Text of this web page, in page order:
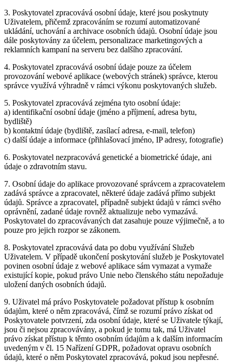
3. Poskytovatel zpracovává osobní údaje, které jsou poskytnuty
Uživatelem, přičemž zpracováním se rozumí automatizované
ukládání, uchování a archivace osobních údajů. Osobní údaje jsou
dále poskytovány za účelem, personalizace marketingových a
reklamních kampaní na serveru bez dalšího zpracování.
4. Poskytovatel zpracovává osobní údaje pouze za účelem
provozování webové aplikace (webových stránek) správce, kterou
správce využívá výhradně v rámci výkonu poskytovaných služeb.
5. Poskytovatel zpracovává zejména tyto osobní údaje:
a) identifikační osobní údaje (jméno a příjmení, adresa bytu,
bydliště)
b) kontaktní údaje (bydliště, zasílací adresa, e-mail, telefon)
c) další údaje a informace (přihlašovací jméno, IP adresy, fotografie)
6. Poskytovatel nezpracovává genetické a biometrické údaje, ani
údaje o zdravotním stavu.
7. Osobní údaje do aplikace provozované správcem a zpracovatelem
zadává správce a zpracovatel, některé údaje zadává přímo subjekt
údajů. Správce a zpracovatel, případně subjekt údajů v rámci svého
oprávnění, zadané údaje rovněž aktualizuje nebo vymazává.
Poskytovatel do zpracovávaných dat zasahuje pouze výjimečně, a to
pouze pro jejich rozpor se zákonem.
8. Poskytovatel zpracovává data po dobu využívání Služeb
Uživatelem. V případě ukončení poskytování služeb je Poskytovatel
povinen osobní údaje z webové aplikace sám vymazat a vymaže
existující kopie, pokud právo Unie nebo členského státu nepožaduje
uložení daných osobních údajů.
9. Uživatel má právo Poskytovatele požadovat přístup k osobním
údajům, které o něm zpracovává, čímž se rozumí právo získat od
Poskytovatele potvrzení, zda osobní údaje, které se Uživatele týkají,
jsou či nejsou zpracovávány, a pokud je tomu tak, má Uživatel
právo získat přístup k těmto osobním údajům a k dalším informacím
uvedeným v čl. 15 Nařízení GDPR, požadovat opravu osobních
údajů, které o něm Poskytovatel zpracovává, pokud jsou nepřesné.